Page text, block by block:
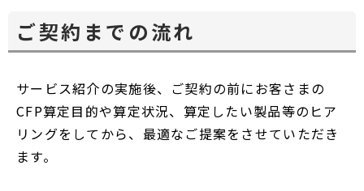
ご契約までの流れ
サービス紹介の実施後、ご契約の前にお客さまの
CFP算定目的や算定状況、算定したい製品等のヒア
リングをしてから、最適なご提案をさせていただき
ます。